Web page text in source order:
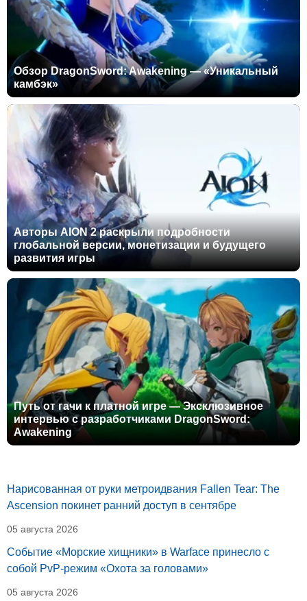
Обзор DragonSword: Awakening — «Уникальный
камбэк»
Авторы AION 2 раскрыли подробности
глобальной версии, монетизации и будущего
развития игры
Путь от гачи к платной игре — Эксклюзивное
интервью с разработчиками DragonSword:
Awakening
Нарисованная от руки метроидвания Fallen Tear: The
Ascension покинет ранний доступ в сентябре
05 августа 2026
Событие «Морские хищники» в Warface принесло с
собой PvP-режим «Охота за головами»
05 августа 2026